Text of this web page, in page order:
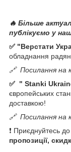
🔥 Більше
публікуємо у
✅ "Верстати
обладнання
🔗 Посилання на
✅ " Stanki
європейських
доставкою!
🔗 Посилання на
❗ Приєднуйтесь
пропозиції,